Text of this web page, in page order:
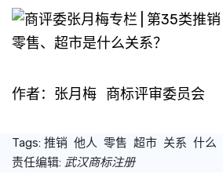
作者：张月梅 商标评审委员会
Tags: 推销 他人 零售 超市 关系 什么
责任编辑: 武汉商标注册